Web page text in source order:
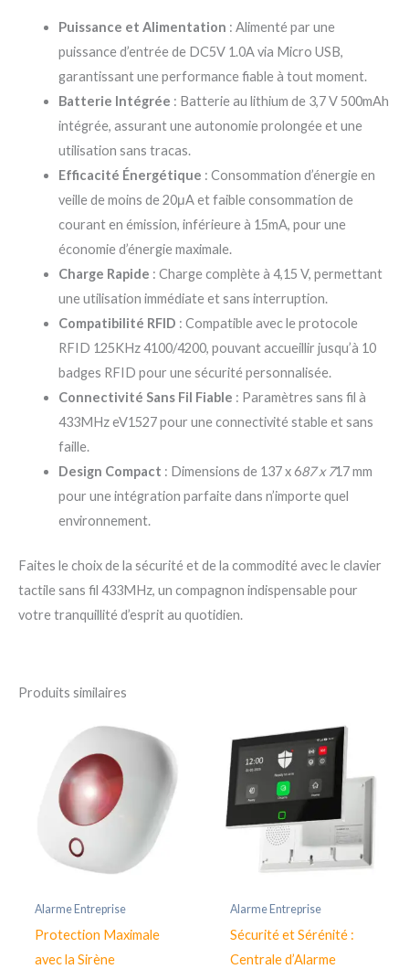
Puissance et Alimentation : Alimenté par une
puissance d’entrée de DC5V 1.0A via Micro USB,
garantissant une performance fiable à tout moment.
Batterie Intégrée : Batterie au lithium de 3,7 V 500mAh
intégrée, assurant une autonomie prolongée et une
utilisation sans tracas.
Efficacité Énergétique : Consommation d’énergie en
veille de moins de 20μA et faible consommation de
courant en émission, inférieure à 15mA, pour une
économie d’énergie maximale.
Charge Rapide : Charge complète à 4,15 V, permettant
une utilisation immédiate et sans interruption.
Compatibilité RFID : Compatible avec le protocole
RFID 125KHz 4100/4200, pouvant accueillir jusqu’à 10
badges RFID pour une sécurité personnalisée.
Connectivité Sans Fil Fiable : Paramètres sans fil à
433MHz eV1527 pour une connectivité stable et sans
faille.
Design Compact : Dimensions de 137 x 687 x 717 mm
pour une intégration parfaite dans n’importe quel
environnement.
Faites le choix de la sécurité et de la commodité avec le clavier
tactile sans fil 433MHz, un compagnon indispensable pour
votre tranquillité d’esprit au quotidien.
Produits similaires
Alarme Entreprise
Protection Maximale
avec la Sirène
Alarme Entreprise
Sécurité et Sérénité :
Centrale d’Alarme